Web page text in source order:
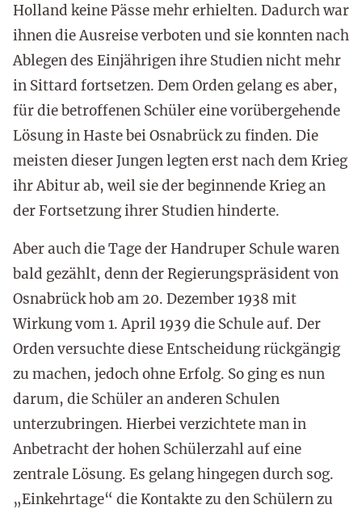
Holland keine Pässe mehr erhielten. Dadurch war
ihnen die Ausreise verboten und sie konnten nach
Ablegen des Einjährigen ihre Studien nicht mehr
in Sittard fortsetzen. Dem Orden gelang es aber,
für die betroffenen Schüler eine vorübergehende
Lösung in Haste bei Osnabrück zu finden. Die
meisten dieser Jungen legten erst nach dem Krieg
ihr Abitur ab, weil sie der beginnende Krieg an
der Fortsetzung ihrer Studien hinderte.
Aber auch die Tage der Handruper Schule waren
bald gezählt, denn der Regierungspräsident von
Osnabrück hob am 20. Dezember 1938 mit
Wirkung vom 1. April 1939 die Schule auf. Der
Orden versuchte diese Entscheidung rückgängig
zu machen, jedoch ohne Erfolg. So ging es nun
darum, die Schüler an anderen Schulen
unterzubringen. Hierbei verzichtete man in
Anbetracht der hohen Schülerzahl auf eine
zentrale Lösung. Es gelang hingegen durch sog.
„Einkehrtage“ die Kontakte zu den Schülern zu